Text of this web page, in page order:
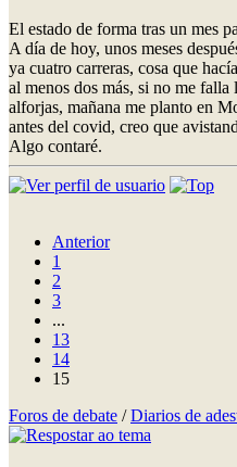
El estado de forma tras un mes
A día de hoy, unos meses
ya cuatro carreras, cosa que
al menos dos más, si no me falla
alforjas, mañana me planto en
antes del covid, creo que
Algo contaré.
Anterior
1
2
3
...
13
14
15
Foros de debate /Diarios de